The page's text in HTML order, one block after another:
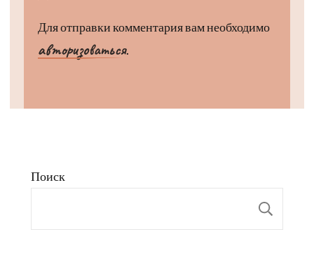
Для отправки комментария вам необходимо
авторизоваться.
Поиск